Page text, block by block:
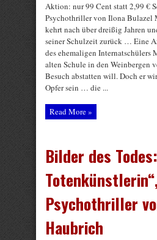
Aktion: nur 99 Cent statt 2,99 €
Psychothriller von Ilona Bulazel
kehrt nach über dreißig Jahren
seiner Schulzeit zurück … Eine
des ehemaligen Internatschülers
alten Schule in den Weinbergen
Besuch abstatten will. Doch er
Opfer sein … die ...
Read More »
Bilder des
Psychothriller
Haubrich